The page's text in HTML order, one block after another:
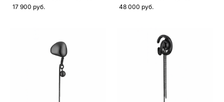
17 900 pуб.
48 000 pуб.